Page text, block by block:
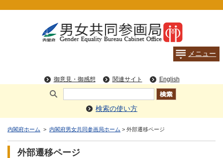
検索の使い方
内閣府ホーム > 内閣府男女共同参画局ホーム > 外部遷移ページ
外部遷移ページ